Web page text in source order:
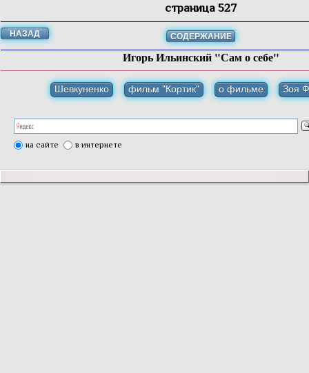
страница 527
НАЗАД СОДЕРЖАНИЕ
Игорь Ильинский "Сам о себе"
Шевкуненко фильм "Кортик" о фильме Зоя
на сайте в интернете